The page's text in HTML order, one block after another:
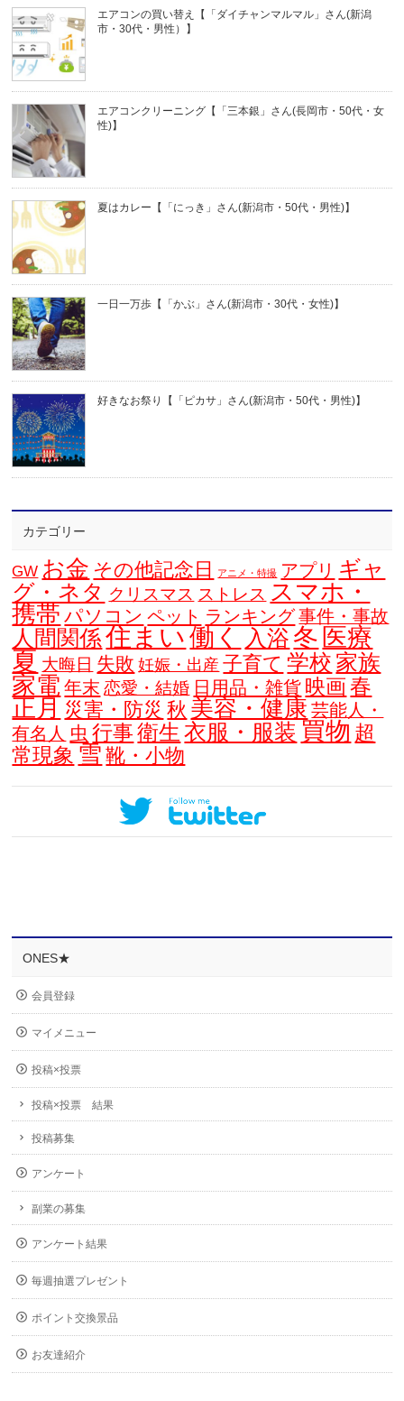
エアコンの買い替え【「ダイチャンマルマル」さん(新潟
市・30代・男性）】
エアコンクリーニング【「三本銀」さん(長岡市・50代・女
性)】
夏はカレー【「にっき」さん(新潟市・50代・男性)】
一日一万歩【「かぶ」さん(新潟市・30代・女性)】
好きなお祭り【「ピカサ」さん(新潟市・50代・男性)】
カテゴリー
GW お金 その他記念日 アニメ・特撮 アプリ ギャ
グ・ネタ クリスマス ストレス スマホ・
携帯 パソコン ペット ランキング事件・事故
人間関係住まい 働く 入浴 冬 医療
夏 大晦日 失敗 妊娠・出産 子育て 学校 家族
家電 年末 恋愛・結婚 日用品・雑貨 映画 春
正月 災害・防災 秋 美容・健康 芸能人・
有名人 虫 行事 衛生 衣服・服装 買物 超
常現象 雪 靴・小物
ONES★
会員登録
マイメニュー
投稿×投票
投稿×投票 結果
投稿募集
アンケート
副業の募集
アンケート結果
毎週抽選プレゼント
ポイント交換景品
お友達紹介